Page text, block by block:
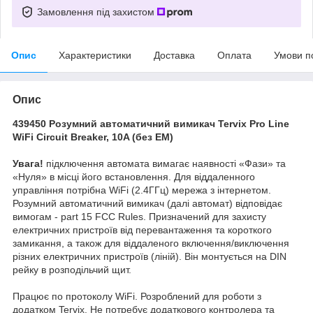
Замовлення під захистом
Опис Характеристики Доставка Оплата Умови
Опис
439450 Розумний автоматичний вимикач Tervix Pro Line
WiFi Circuit Breaker, 10A (без ЕМ)
Увага! підключення автомата вимагає наявності «Фази» та
«Нуля» в місці його встановлення. Для віддаленного
управління потрібна WiFi (2.4ГГц) мережа з інтернетом.
Розумний автоматичний вимикач (далі автомат) відповідає
вимогам - part 15 FCC Rules. Призначений для захисту
електричних пристроїв від перевантаження та короткого
замикання, а також для віддаленого включення/виключення
різних електричних пристроїв (ліній). Він монтується на DIN
рейку в розподільчий щит.
Працює по протоколу WiFi. Розроблений для роботи з
додатком Tervix. Не потребує додаткового контролера та